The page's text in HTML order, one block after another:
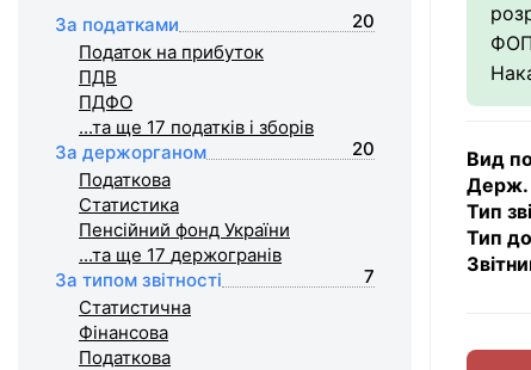
ФОП
Вид
Держ.
Тип
Тип
За податками
20
Податок на прибуток
ПДВ
ПДФО
...та ще 17 податків і зборів
За держорганом
20
Податкова
Статистика
Пенсійний фонд України
...та ще 17 держогранів
За типом звітності
7
Статистична
Фiнансова
Податкова